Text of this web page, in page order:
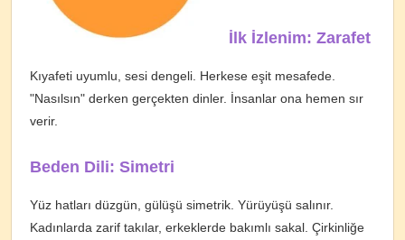
İlk İzlenim: Zarafet
Kıyafeti uyumlu, sesi dengeli. Herkese eşit mesafede.
"Nasılsın" derken gerçekten dinler. İnsanlar ona hemen sır
verir.
Beden Dili: Simetri
Yüz hatları düzgün, gülüşü simetrik. Yürüyüşü salınır.
Kadınlarda zarif takılar, erkeklerde bakımlı sakal. Çirkinliğe